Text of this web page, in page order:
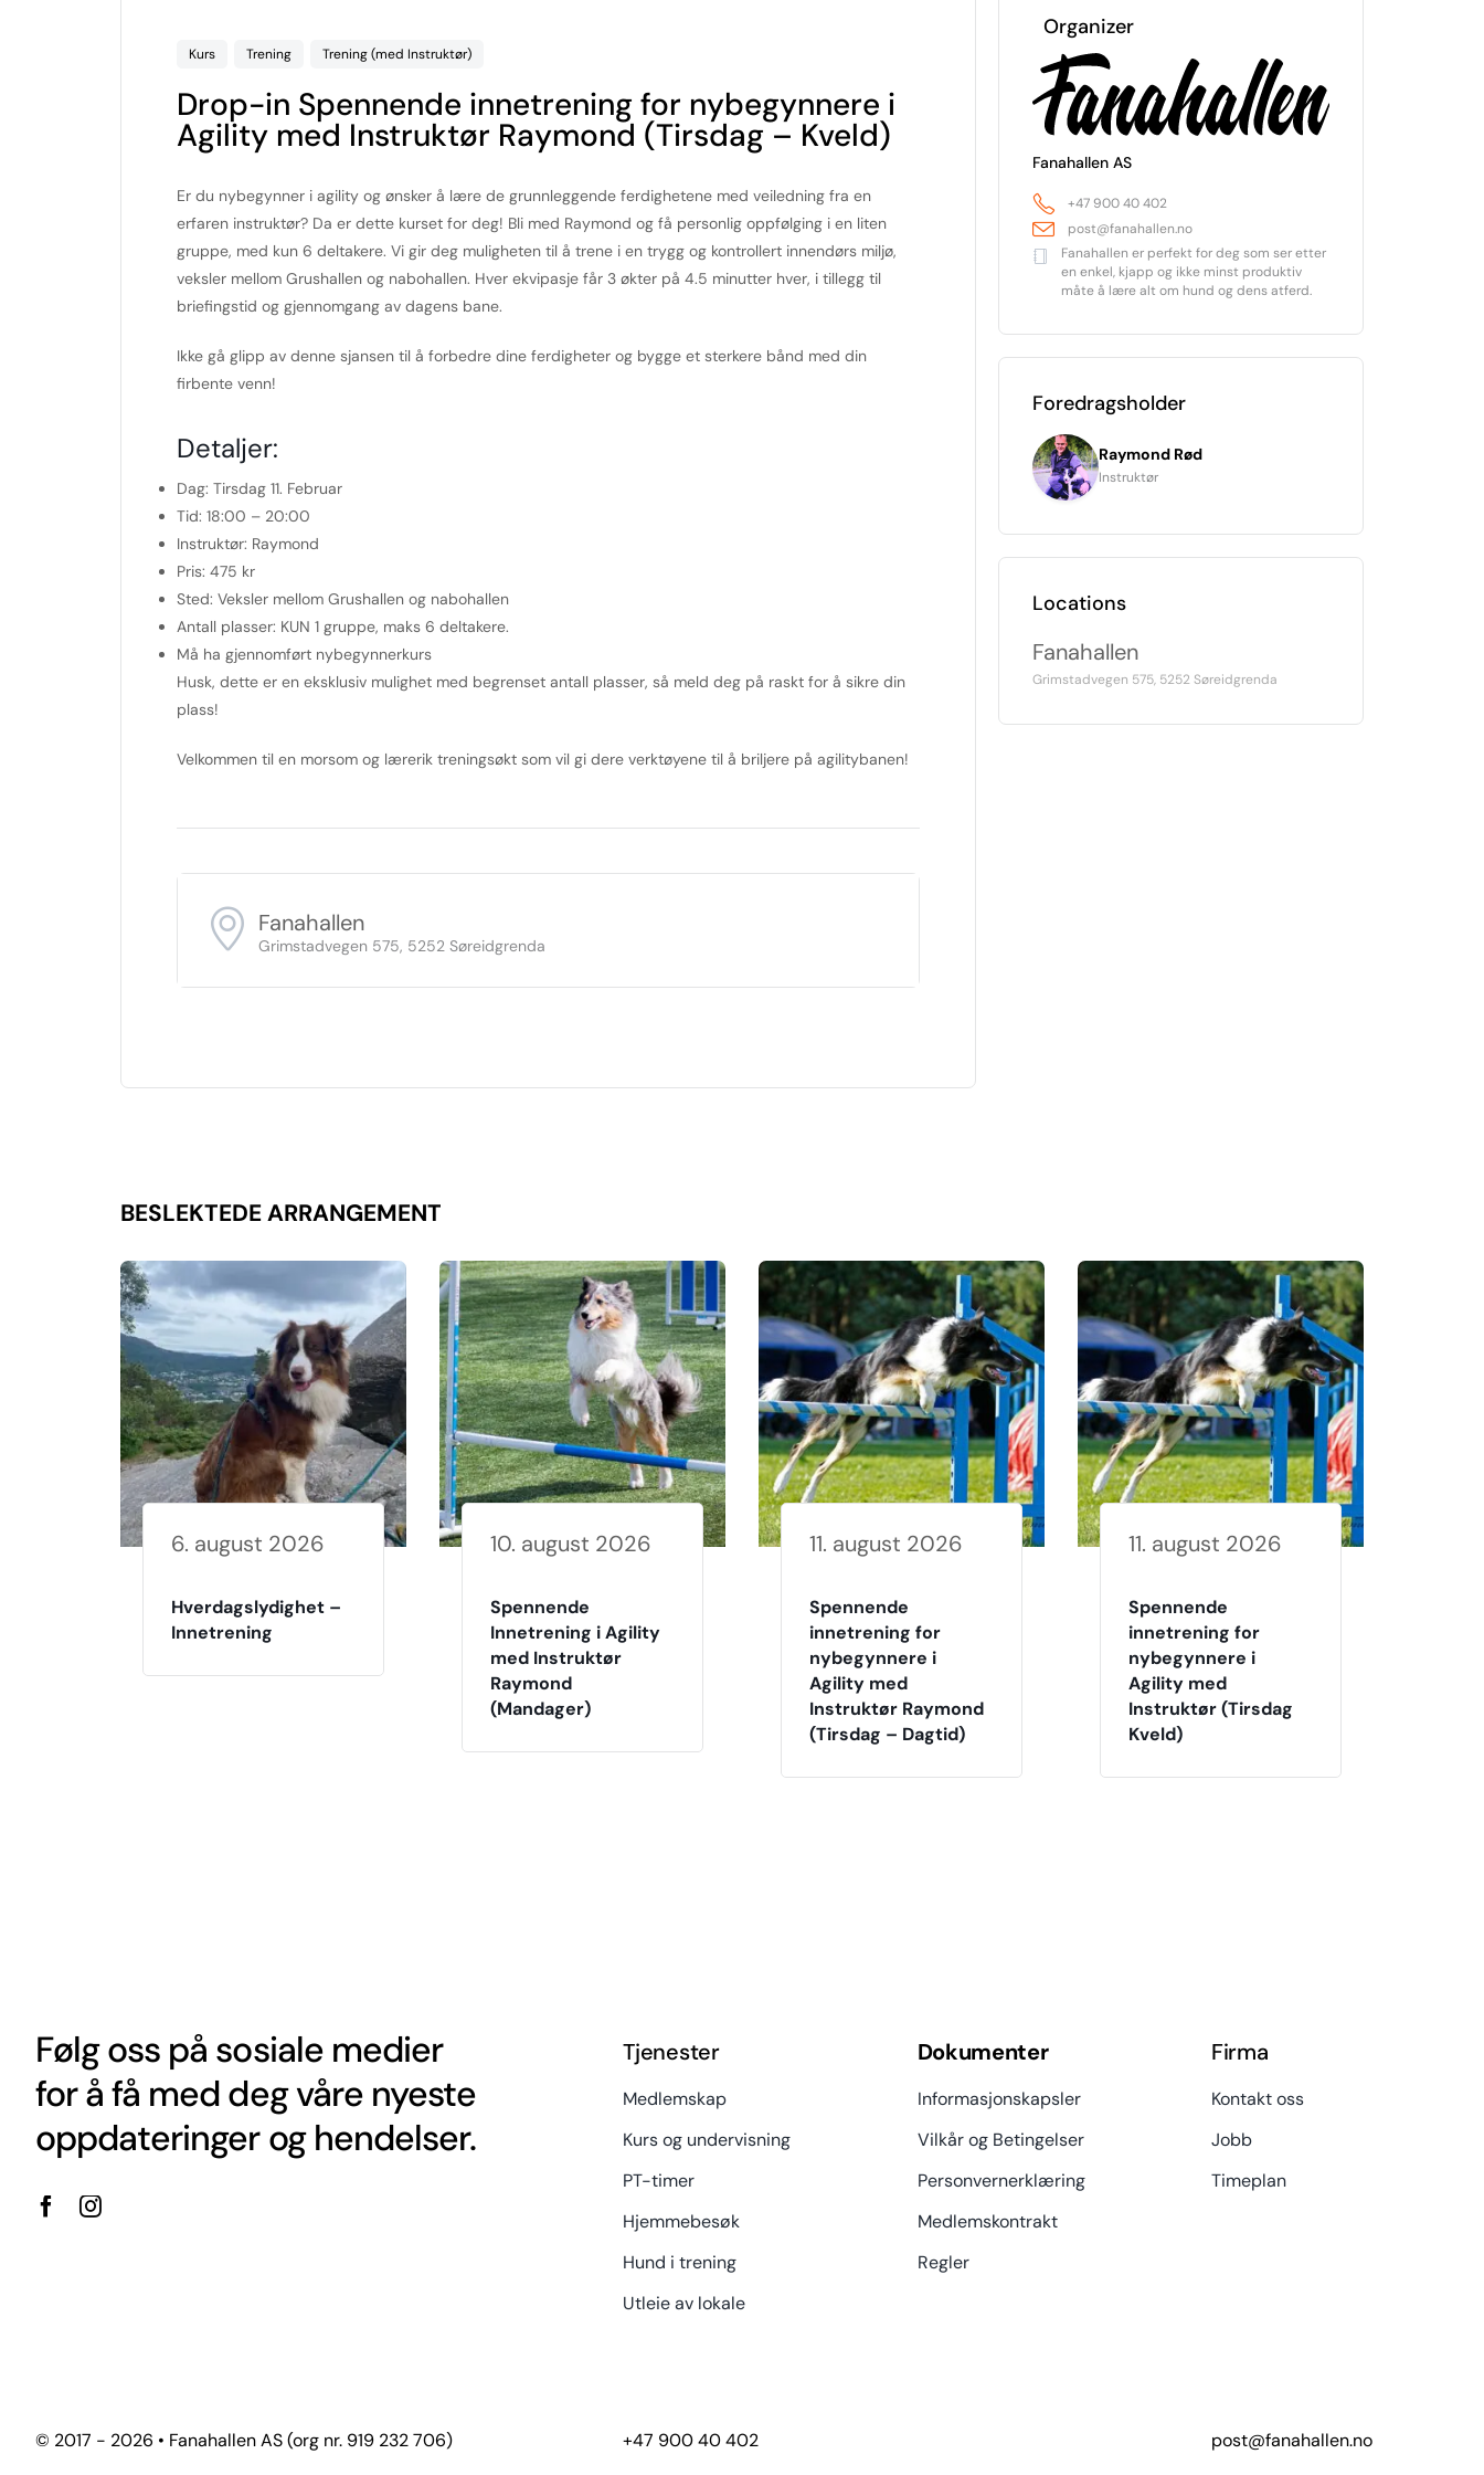
Kurs Trening Trening (med Instruktør)
Drop-in Spennende innetrening for nybegynnere i
Agility med Instruktør Raymond (Tirsdag – Kveld)
Er du nybegynner i agility og ønsker å lære de grunnleggende ferdighetene med veiledning fra en
erfaren instruktør? Da er dette kurset for deg! Bli med Raymond og få personlig oppfølging i en liten
gruppe, med kun 6 deltakere. Vi gir deg muligheten til å trene i en trygg og kontrollert innendørs miljø,
veksler mellom Grushallen og nabohallen. Hver ekvipasje får 3 økter på 4.5 minutter hver, i tillegg til
briefingstid og gjennomgang av dagens bane.
Ikke gå glipp av denne sjansen til å forbedre dine ferdigheter og bygge et sterkere bånd med din
firbente venn!
Detaljer:
Dag: Tirsdag 11. Februar
Tid: 18:00 – 20:00
Instruktør: Raymond
Pris: 475 kr
Sted: Veksler mellom Grushallen og nabohallen
Antall plasser: KUN 1 gruppe, maks 6 deltakere.
Må ha gjennomført nybegynnerkurs
Husk, dette er en eksklusiv mulighet med begrenset antall plasser, så meld deg på raskt for å sikre din
plass!
Velkommen til en morsom og lærerik treningsøkt som vil gi dere verktøyene til å briljere på agilitybanen!
Fanahallen
Grimstadvegen 575, 5252 Søreidgrenda
Organizer
Fanahallen AS
+47 900 40 402
post@fanahallen.no
Fanahallen er perfekt for deg som ser etter
en enkel, kjapp og ikke minst produktiv
måte å lære alt om hund og dens atferd.
Foredragsholder
Raymond Rød
Instruktør
Locations
Fanahallen
Grimstadvegen 575, 5252 Søreidgrenda
BESLEKTEDE ARRANGEMENT
6. august 2026
Hverdagslydighet –
Innetrening
10. august 2026
Spennende
Innetrening i Agility
med Instruktør
Raymond
(Mandager)
11. august 2026
Spennende
innetrening for
nybegynnere i
Agility med
Instruktør Raymond
(Tirsdag – Dagtid)
11. august 2026
Spennende
innetrening for
nybegynnere i
Agility med
Instruktør (Tirsdag
Kveld)
Følg oss på sosiale medier
for å få med deg våre nyeste
oppdateringer og hendelser.
Tjenester
Medlemskap
Kurs og undervisning
PT-timer
Hjemmebesøk
Hund i trening
Utleie av lokale
Dokumenter
Informasjonskapsler
Vilkår og Betingelser
Personvernerklæring
Medlemskontrakt
Regler
Firma
Kontakt oss
Jobb
Timeplan
© 2017 - 2026 • Fanahallen AS (org nr. 919 232 706) +47 900 40 402 post@fanahallen.no